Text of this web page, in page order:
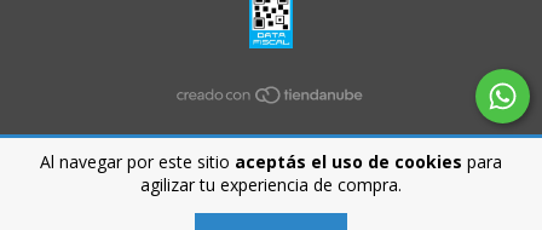
Al navegar por este sitio aceptás el uso de cookies para
agilizar tu experiencia de compra.